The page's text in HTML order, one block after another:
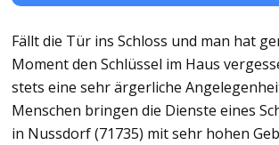
Fällt die Tür ins Schloss und man hat
Moment den Schlüssel im Haus
stets eine sehr ärgerliche
Menschen bringen die Dienste eines
in Nussdorf (71735) mit sehr hohen